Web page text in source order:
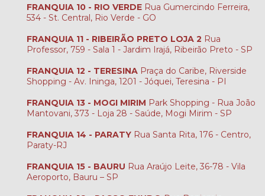
FRANQUIA 10 - RIO VERDE Rua Gumercindo Ferreira,
534 - St. Central, Rio Verde - GO
FRANQUIA 11 - RIBEIRÃO PRETO LOJA 2 Rua
Professor, 759 - Sala 1 - Jardim Irajá, Ribeirão Preto - SP
FRANQUIA 12 - TERESINA Praça do Caribe, Riverside
Shopping - Av. Ininga, 1201 - Jóquei, Teresina - PI
FRANQUIA 13 - MOGI MIRIM Park Shopping - Rua João
Mantovani, 373 - Loja 28 - Saúde, Mogi Mirim - SP
FRANQUIA 14 - PARATY Rua Santa Rita, 176 - Centro,
Paraty-RJ
FRANQUIA 15 - BAURU Rua Araújo Leite, 36-78 - Vila
Aeroporto, Bauru – SP